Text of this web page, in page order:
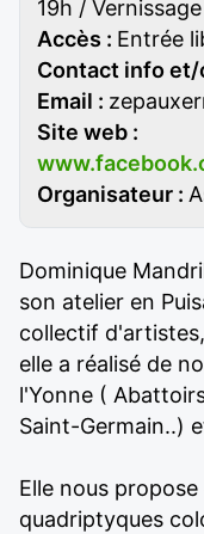
19h /
Accès : Entrée
Contact info et/
Email :
Site web :
Organisateur :
Dominique
son atelier en
collectif
elle a réalisé de
l'Yonne (
Saint-Germain..)
Elle nous
quadriptyques